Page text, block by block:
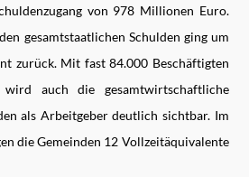
von 978 Millionen Euro.
gesamtstaatlichen Schulden ging um
zurück. Mit fast 84.000 Beschäftigten
wird auch die gesamtwirtschaftliche
als Arbeitgeber deutlich sichtbar. Im
die Gemeinden 12 Vollzeitäquivalente